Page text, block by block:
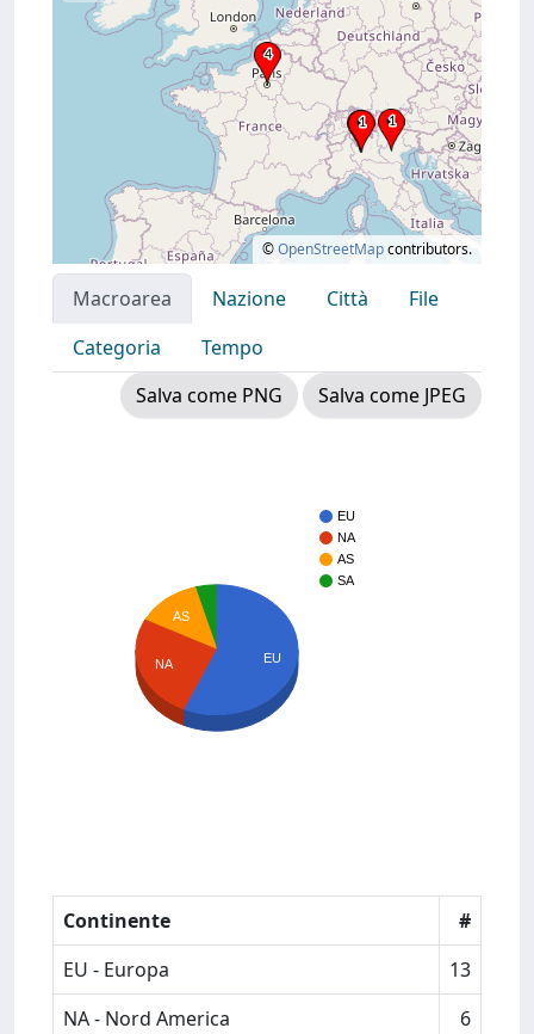
©OpenStreetMapcontributors.
Macroarea Nazione Città
File
Categoria
Tempo
Salva come PNG
Salva come JPEG
EU
NA
AS
SA
AS
NA EU
Continente
#
EU - Europa
13
NA - Nord America
6